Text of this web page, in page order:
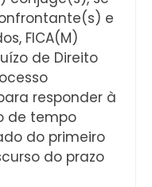
e
FICA(M)
de Direito
responder à
de tempo
do primeiro
do prazo